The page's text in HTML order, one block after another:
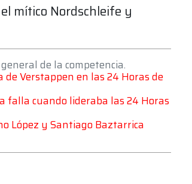
mítico Nordschleife y
de la competencia.
de Verstappen en las 24 Horas de
falla cuando lideraba las 24 Horas
López y Santiago Baztarrica